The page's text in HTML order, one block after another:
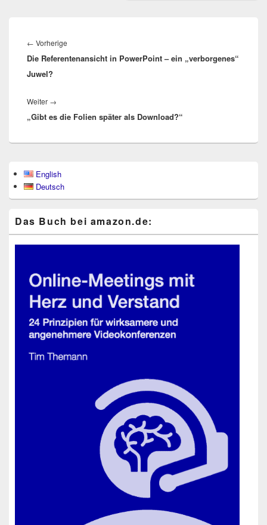
← Vorherige
Beitrag:
Die Referentenansicht in PowerPoint – ein „verborgenes“
Juwel?
Weiter →
Beitrag:
„Gibt es die Folien später als Download?“
Seitenleisten-
Widgetbereich
English
Deutsch
Das Buch bei ama​zon​.de: